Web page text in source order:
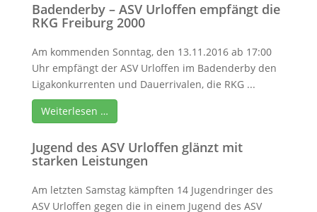
Badenderby – ASV Urloffen empfängt die
RKG Freiburg 2000
Am kommenden Sonntag, den 13.11.2016 ab 17:00
Uhr empfängt der ASV Urloffen im Badenderby den
Ligakonkurrenten und Dauerrivalen, die RKG ...
Weiterlesen …
Jugend des ASV Urloffen glänzt mit
starken Leistungen
Am letzten Samstag kämpften 14 Jugendringer des
ASV Urloffen gegen die in einem Jugend des ASV